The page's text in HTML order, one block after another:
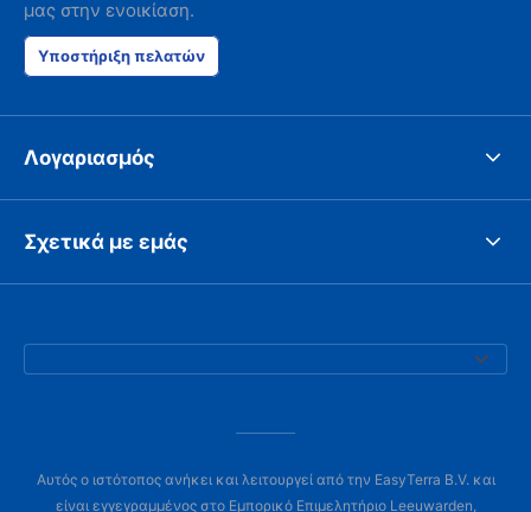
μας στην ενοικίαση.
Υποστήριξη πελατών
Λογαριασμός
Σχετικά με εμάς
Αυτός ο ιστότοπος ανήκει και λειτουργεί από την EasyTerra B.V. και
είναι εγγεγραμμένος στο Εμπορικό Επιμελητήριο Leeuwarden,